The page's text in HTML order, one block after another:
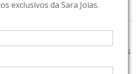
exclusivos da Sara Joias.
não foi encontrada
algum produto, clique em um dos
no menu acima.